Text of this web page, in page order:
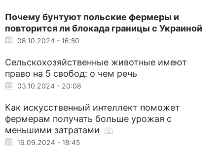
Почему бунтуют польские фермеры и
повторится ли блокада границы с Украиной
08.10.2024 - 16:50
Сельскохозяйственные животные имеют
право на 5 свобод: о чем речь
03.10.2024 - 20:08
Как искусственный интеллект поможет
фермерам получать больше урожая с
меньшими затратами
16.09.2024 - 18:45